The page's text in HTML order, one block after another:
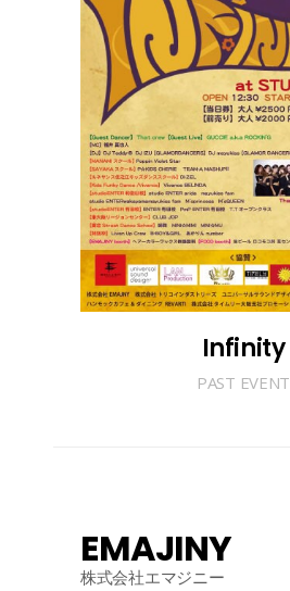
Infinity
PAST EVENT
EMAJINY
株式会社エマジニー